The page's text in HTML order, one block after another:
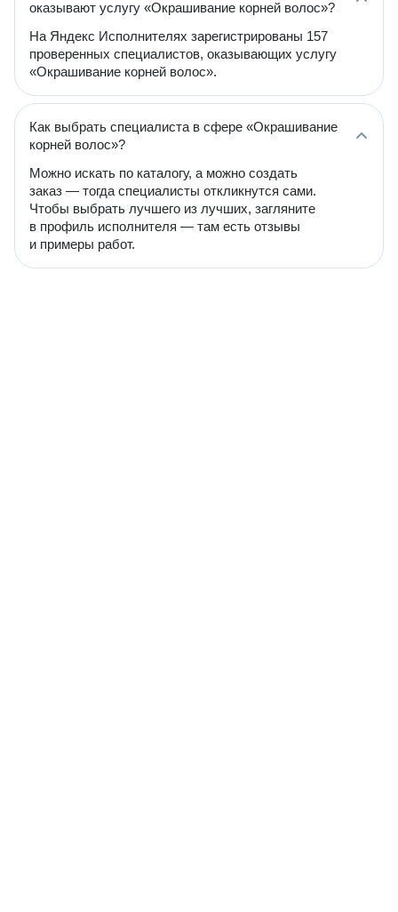
оказывают услугу «Окрашивание корней волос»?
На Яндекс Исполнителях зарегистрированы 157
проверенных специалистов, оказывающих услугу
«Окрашивание корней волос».
Как выбрать специалиста в сфере «Окрашивание
корней волос»?
Можно искать по каталогу, а можно создать
заказ — тогда специалисты откликнутся сами.
Чтобы выбрать лучшего из лучших, загляните
в профиль исполнителя — там есть отзывы
и примеры работ.